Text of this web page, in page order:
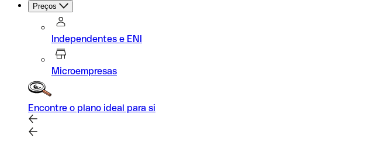
Preços
Independentes e ENI
Microempresas
Encontre o plano ideal para si